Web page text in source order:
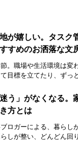
が嬉しい。タスク
すめのお洒落な文
。職場や生活環境は変
目標を立てたり、ずっ
う」がなくなる。
方とは
ロガーによる、暮らし
しが整い、どんどん回